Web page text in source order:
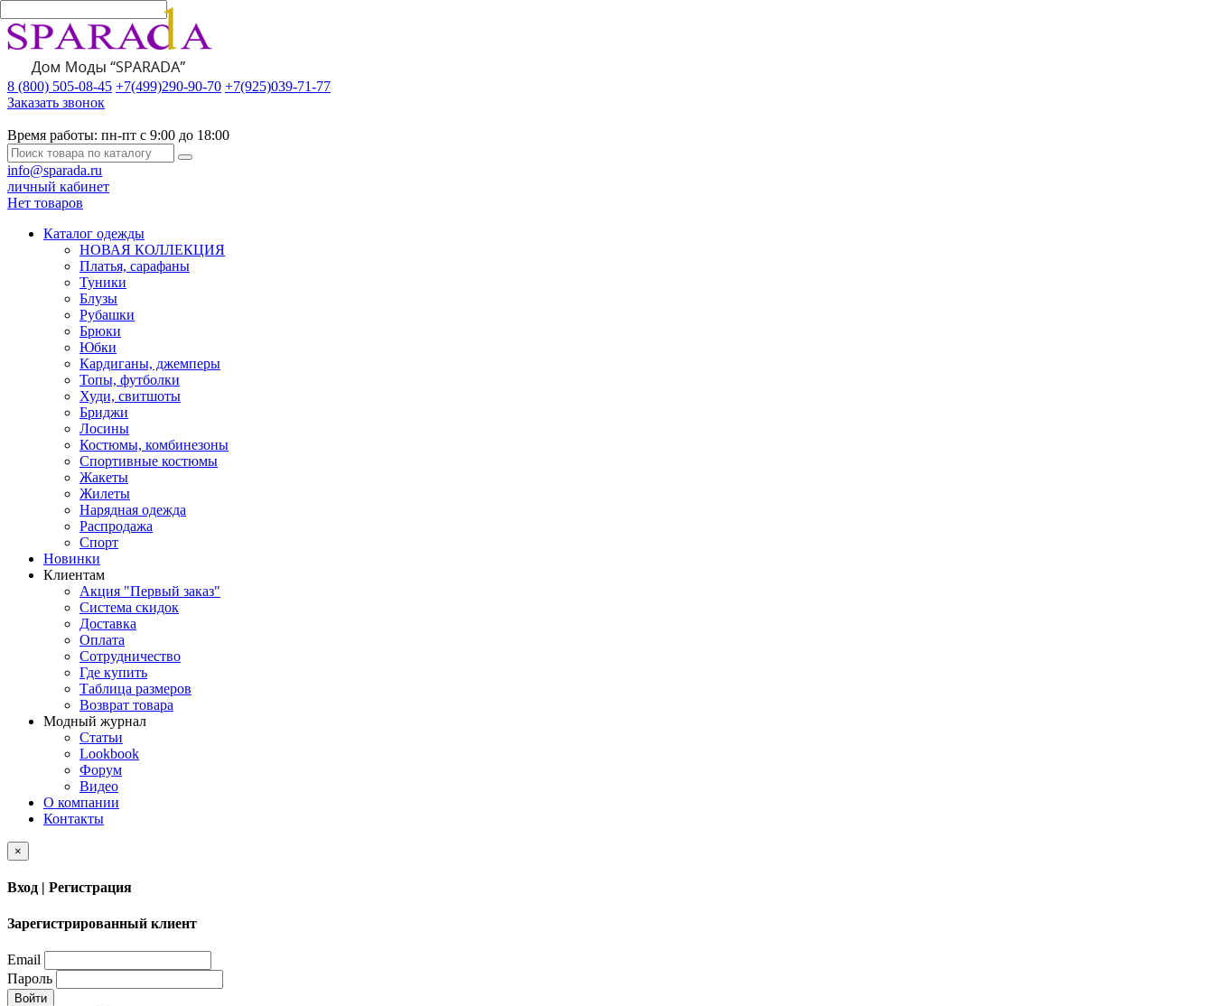
8 (800) 505-08-45 +7(499)290-90-70 +7(925)039-71-77
Заказать звонок
Время работы: пн-пт с 9:00 до 18:00
info@sparada.ru
личный кабинет
Нет товаров
Каталог одежды
НОВАЯ КОЛЛЕКЦИЯ
Платья, сарафаны
Туники
Блузы
Рубашки
Брюки
Юбки
Кардиганы, джемперы
Топы, футболки
Худи, свитшоты
Бриджи
Лосины
Костюмы, комбинезоны
Спортивные костюмы
Жакеты
Жилеты
Нарядная одежда
Распродажа
Спорт
Новинки
Клиентам
Акция "Первый заказ"
Система скидок
Доставка
Оплата
Сотрудничество
Где купить
Таблица размеров
Возврат товара
Модный журнал
Статьи
Lookbook
Форум
Видео
О компании
Контакты
×
Вход | Регистрация
Зарегистрированный клиент
Email
Пароль
Войти